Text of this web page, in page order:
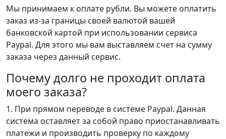
Мы принимаем к оплате рубли. Вы можете оплатить
заказ из-за границы своей валютой вашей
банковской картой при использовании сервиса
Рaypal. Для этого мы вам выставляем счет на сумму
заказа через данный сервис.
Почему долго не проходит оплата
моего заказа?
1. При прямом переводе в системе Paypal. Данная
система оставляет за собой право приостанавливать
платежи и производить проверку по каждому